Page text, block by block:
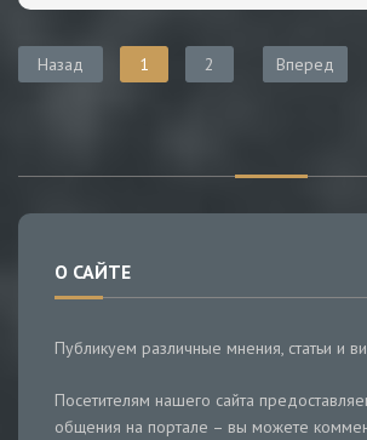
Назад 1 2 Вперед
О САЙТЕ
Публикуем различные мнения, статьи и
Посетителям нашего сайта
общения на портале – вы можете